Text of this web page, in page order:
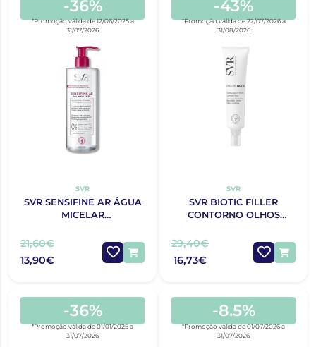
-36%
*Promoção válida de 12/06/2025 a
31/07/2026
SVR
SVR SENSIFINE AR ÁGUA
MICELAR
21,60€
13,90€
-43%
*Promoção válida de 22/07/2026 a
31/08/2026
SVR
SVR BIOTIC FILLER
CONTORNO OLHOS
29,40€
16,73€
-36%
*Promoção válida de 01/01/2025 a
31/07/2026
-8.5%
*Promoção válida de 01/07/2026 a
31/07/2026